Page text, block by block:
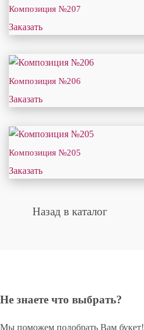
Композиция №207
Заказать
Композиция №206
Заказать
Композиция №205
Заказать
Назад в каталог
Не знаете что выбрать?
Мы поможем подобрать Вам букет!